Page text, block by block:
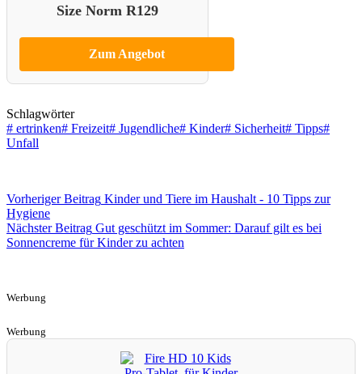
Size Norm R129
Zum Angebot
Schlagwörter
# ertrinken# Freizeit# Jugendliche# Kinder# Sicherheit# Tipps#
Unfall
VorherigerBeitrag Kinder und Tiere im Haushalt - 10 Tipps zur
Hygiene
NächsterBeitrag Gut geschützt im Sommer: Darauf gilt es bei
Sonnencreme für Kinder zu achten
Werbung
Werbung